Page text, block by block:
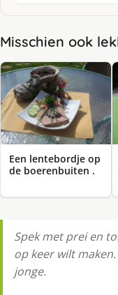
Misschien ook
Een lentebordje op
de boerenbuiten .
Spek met prei en
op keer wilt
jonge.